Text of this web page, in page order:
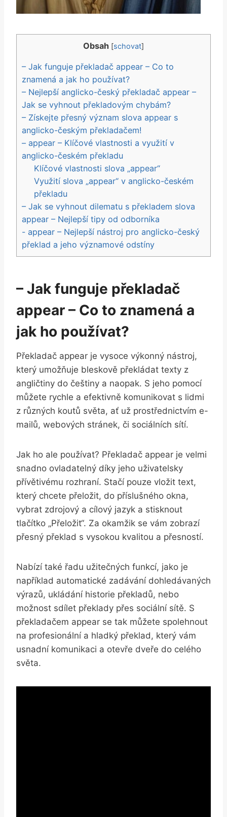
Obsah [schovat]
– Jak funguje překladač appear – Co to
znamená a jak ⁢ho používat?
– Nejlepší anglicko-český překladač appear⁤ –
Jak ‍se vyhnout překladovým chybám?
– Získejte⁣ přesný význam slova appear s
anglicko-českým překladačem!
– appear – Klíčové vlastnosti a využití v
anglicko-českém překladu
Klíčové vlastnosti slova „appear“
Využití slova „appear“ v anglicko-českém
překladu
– Jak se vyhnout dilematu s překladem slova
appear – Nejlepší tipy od odborníka
-⁣ appear – Nejlepší ⁢nástroj pro anglicko-český
překlad a jeho významové odstíny
– Jak funguje překladač
appear – Co to znamená a
jak ⁢ho používat?
Překladač appear je vysoce výkonný nástroj,
který​ umožňuje bleskově překládat texty z⁣
angličtiny do češtiny⁤ a naopak. S jeho pomocí
můžete rychle a efektivně komunikovat s lidmi‍
z různých koutů světa, ať⁢ už prostřednictvím ‍e-
mailů, webových stránek, či sociálních ⁣sítí.
Jak ho ale používat? Překladač appear je velmi
snadno ovladatelný‌ díky jeho uživatelsky
‍přívětivému rozhraní. Stačí pouze ‌vložit text,
který chcete přeložit, do příslušného okna,
vybrat zdrojový a cílový‌ jazyk a stisknout
tlačítko „Přeložit“. ‌Za okamžik se vám zobrazí
přesný překlad s vysokou kvalitou a přesností.
Nabízí také řadu ‍užitečných funkcí, jako je
například automatické⁤ zadávání⁤ dohledávaných
výrazů, ukládání ‌historie překladů, nebo
možnost sdílet překlady přes sociální sítě. S
překladačem appear se ⁣tak můžete spolehnout
na profesionální a hladký ‌překlad, který ⁣vám
usnadní ‍komunikaci a otevře dveře do celého
‍světa.